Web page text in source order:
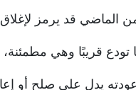
قد يرمز لإغلاق
قريبًا وهي مطمئنة،
يدل على صلح أو